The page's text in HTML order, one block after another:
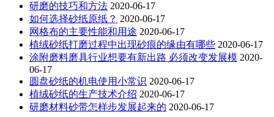
研磨的技巧和方法 2020-06-17
如何选择砂纸原纸？ 2020-06-17
网格布的主要性能和用途 2020-06-17
植绒砂纸打磨过程中出现砂痕的缘由有哪些 2020-06-17
涂附磨料磨具行业想要有新出路 必须改变发展模 2020-
06-17
圆盘砂纸的机电使用小常识 2020-06-17
植绒砂纸的生产技术介绍 2020-06-17
研磨材料砂带怎样步发展起来的 2020-06-17